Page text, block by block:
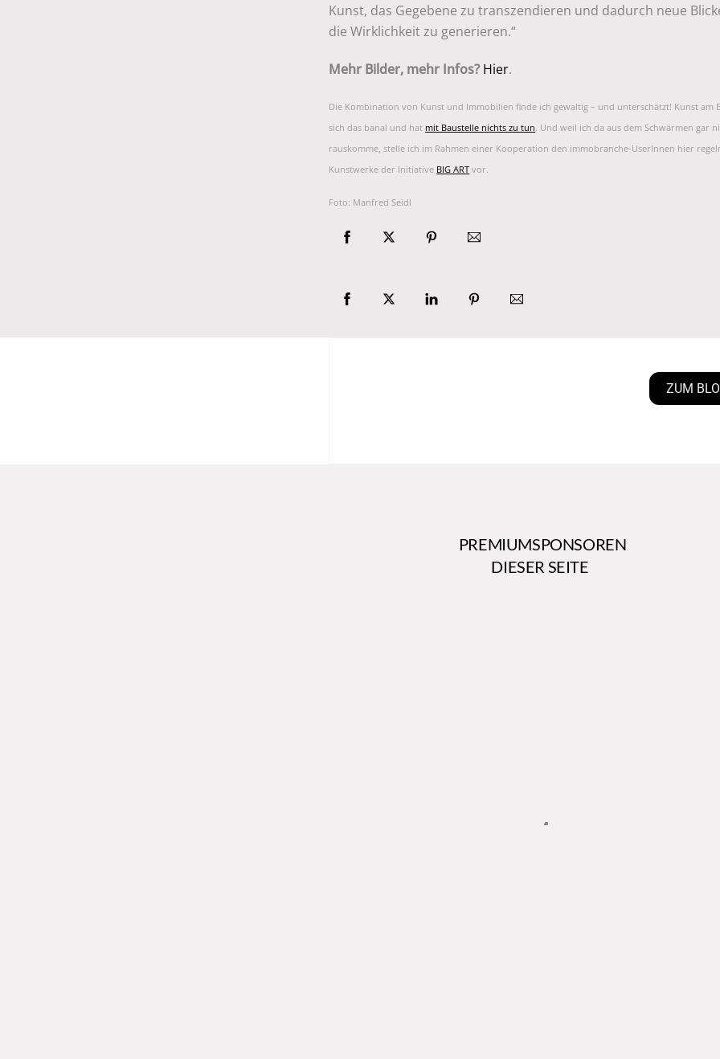
Kunst, das Gegebene zu transzendieren und dadurch neue
die Wirklichkeit zu generieren.“
Mehr Bilder, mehr Infos? Hier.
Die Kombination von Kunst und Immobilien finde ich gewaltig – und unterschätzt! Kunst am
sich das banal und hat mit Baustelle nichts zu tun. Und weil ich da aus dem Schwärmen gar
rauskomme, stelle ich im Rahmen einer Kooperation den immobranche-UserInnen hier
Kunstwerke der Initiative BIG ART vor.
Foto: Manfred Seidl
ZUM
PREMIUMSPONSOREN
DIESER SEITE